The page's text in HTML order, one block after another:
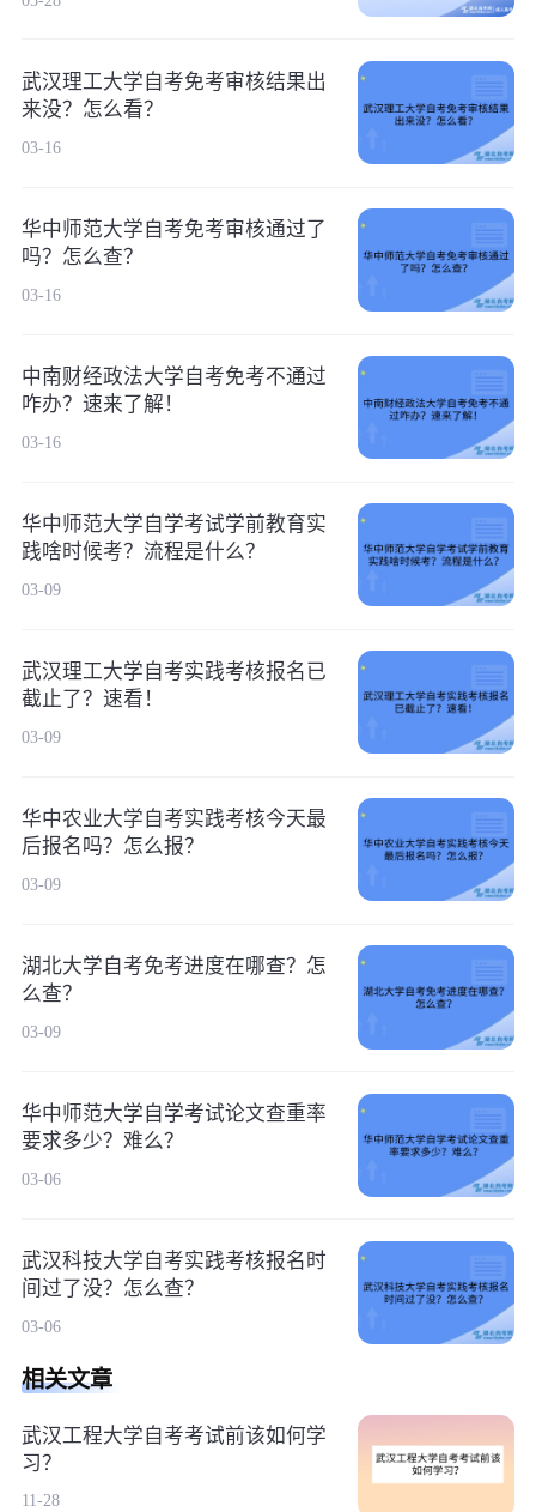
武汉理工大学自考免考审核结果出
来没？怎么看？
03-16
华中师范大学自考免考审核通过了
吗？怎么查？
03-16
中南财经政法大学自考免考不通过
咋办？速来了解！
03-16
华中师范大学自学考试学前教育实
践啥时候考？流程是什么？
03-09
武汉理工大学自考实践考核报名已
截止了？速看！
03-09
华中农业大学自考实践考核今天最
后报名吗？怎么报？
03-09
湖北大学自考免考进度在哪查？怎
么查？
03-09
华中师范大学自学考试论文查重率
要求多少？难么？
03-06
武汉科技大学自考实践考核报名时
间过了没？怎么查？
03-06
相关文章
武汉工程大学自考考试前该如何学
习？
11-28